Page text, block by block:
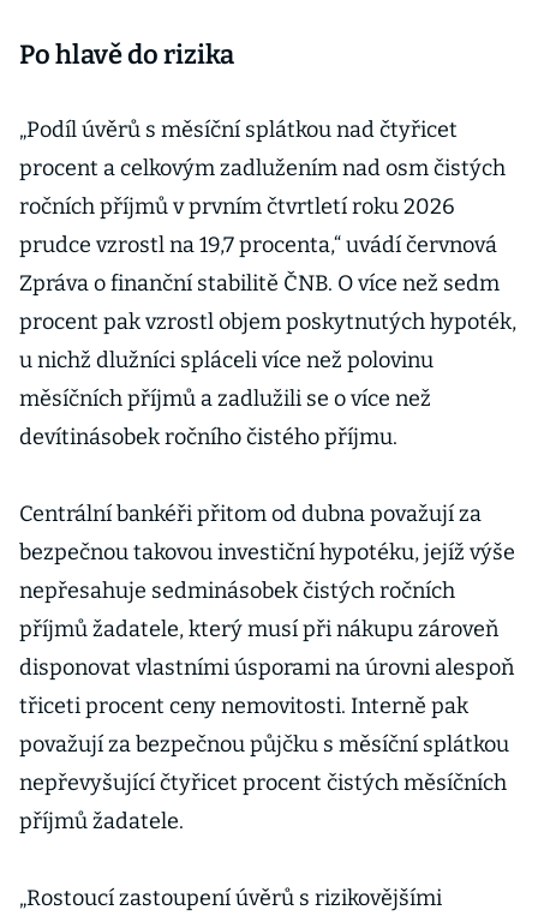
Po hlavě do rizika
„Podíl úvěrů s měsíční splátkou nad čtyřicet
procent a celkovým zadlužením nad osm čistých
ročních příjmů v prvním čtvrtletí roku 2026
prudce vzrostl na 19,7 procenta,“ uvádí červnová
Zpráva o finanční stabilitě ČNB. O více než sedm
procent pak vzrostl objem poskytnutých hypoték,
u nichž dlužníci spláceli více než polovinu
měsíčních příjmů a zadlužili se o více než
devítinásobek ročního čistého příjmu.
Centrální bankéři přitom od dubna považují za
bezpečnou takovou investiční hypotéku, jejíž výše
nepřesahuje sedminásobek čistých ročních
příjmů žadatele, který musí při nákupu zároveň
disponovat vlastními úsporami na úrovni alespoň
třiceti procent ceny nemovitosti. Interně pak
považují za bezpečnou půjčku s měsíční splátkou
nepřevyšující čtyřicet procent čistých měsíčních
příjmů žadatele.
„Rostoucí zastoupení úvěrů s rizikovějšími